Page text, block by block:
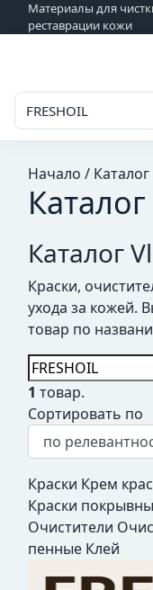
Материалы для
реставрации кожи
Начало / Каталог
Каталог
Каталог
Краски,
ухода за кожей.
товар по
1 товар.
Сортировать по
Краски Крем
Краски
Очистители
пенные Клей